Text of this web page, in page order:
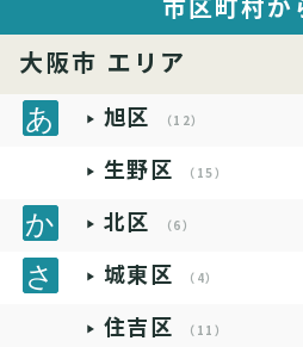
市区町村か
大阪市 エリア
旭区 （12）
生野区 （15）
北区 （6）
城東区 （4）
住吉区 （11）